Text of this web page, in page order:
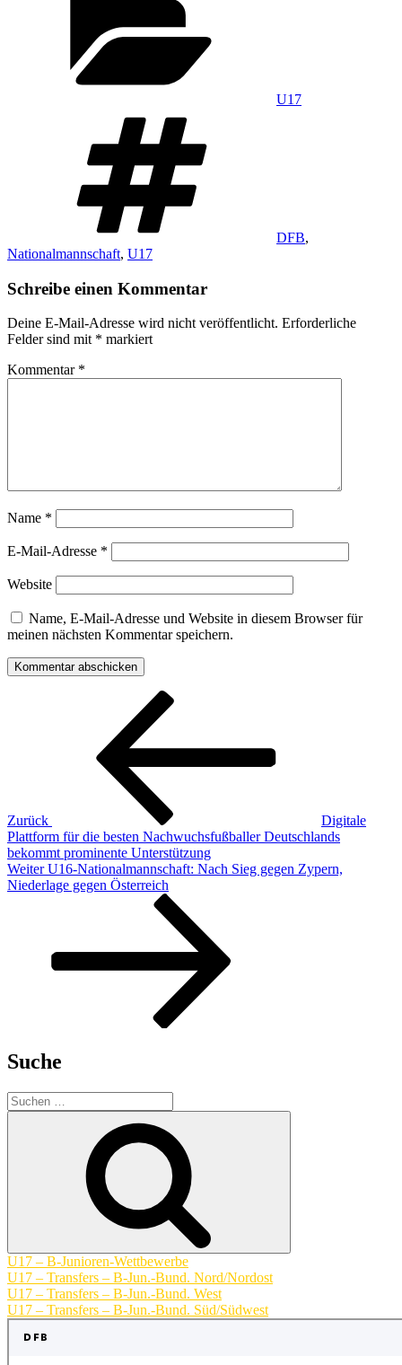
U17
DFB,
Nationalmannschaft, U17
Schreibe einen Kommentar
Deine E-Mail-Adresse wird nicht veröffentlicht. Erforderliche
Felder sind mit * markiert
Kommentar *
Name *
E-Mail-Adresse *
Website
Name, E-Mail-Adresse und Website in diesem Browser für
meinen nächsten Kommentar speichern.
Beitragsnavigation
Zurück
Digitale
Plattform für die besten Nachwuchsfußballer Deutschlands
bekommt prominente Unterstützung
Nächster
Beitrag
Weiter U16-Nationalmannschaft: Nach Sieg gegen Zypern,
Niederlage gegen Österreich
Suche
Suchen
nach:
U17 – B-Junioren-Wettbewerbe
U17 – Transfers – B-Jun.-Bund. Nord/Nordost
U17 – Transfers – B-Jun.-Bund. West
U17 – Transfers – B-Jun.-Bund. Süd/Südwest